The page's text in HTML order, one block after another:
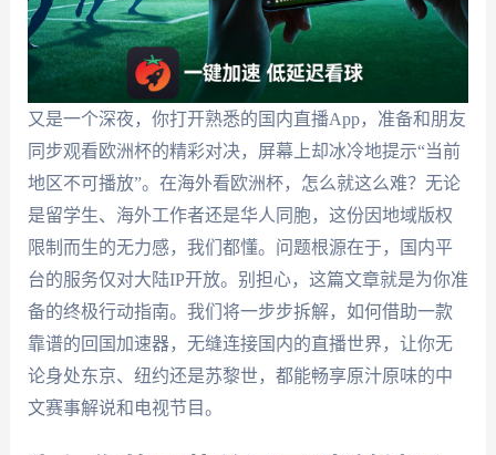
又是一个深夜，你打开熟悉的国内直播App，准备和朋友
同步观看欧洲杯的精彩对决，屏幕上却冰冷地提示“当前
地区不可播放”。在海外看欧洲杯，怎么就这么难？无论
是留学生、海外工作者还是华人同胞，这份因地域版权
限制而生的无力感，我们都懂。问题根源在于，国内平
台的服务仅对大陆IP开放。别担心，这篇文章就是为你准
备的终极行动指南。我们将一步步拆解，如何借助一款
靠谱的回国加速器，无缝连接国内的直播世界，让你无
论身处东京、纽约还是苏黎世，都能畅享原汁原味的中
文赛事解说和电视节目。